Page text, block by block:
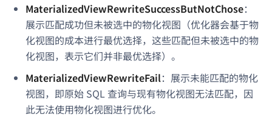
MaterializedViewRewriteSuccessButNotChose：
展示匹配成功但未被选中的物化视图（优化器会基于物
化视图的成本进行最优选择，这些匹配但未被选中的物
化视图，表示它们并非最优选择）。
MaterializedViewRewriteFail：展示未能匹配的物化
视图，即原始 SQL 查询与现有物化视图无法匹配，因
此无法使用物化视图进行优化。